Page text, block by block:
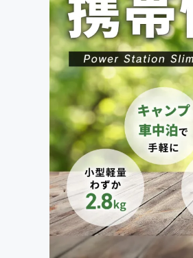
テクノロジ
映像・映画
ビジネス・
まちづくり